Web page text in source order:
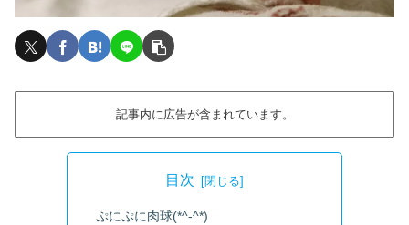
記事内に広告が含まれています。
目次
ぷにぷに肉球(*^-^*)